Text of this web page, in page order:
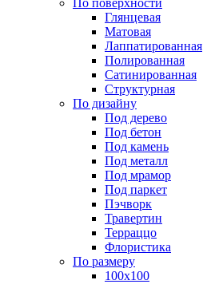
По поверхности
Глянцевая
Матовая
Лаппатированная
Полированная
Сатинированная
Структурная
По дизайну
Под дерево
Под бетон
Под камень
Под металл
Под мрамор
Под паркет
Пэчворк
Травертин
Терраццо
Флористика
По размеру
100х100